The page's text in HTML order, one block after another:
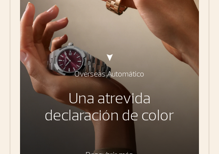
Overseas Automático
Una atrevida
declaración de color